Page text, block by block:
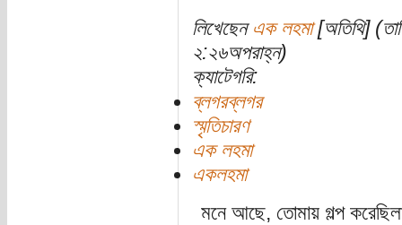
লিখেছেন এক লহমা[অতিথি]
২:২৬অপরাহ্ন)
ক্যাটেগরি:
ব্লগরব্লগর
স্মৃতিচারণ
এক লহমা
একলহমা
মনে আছে, তোমায় গল্প